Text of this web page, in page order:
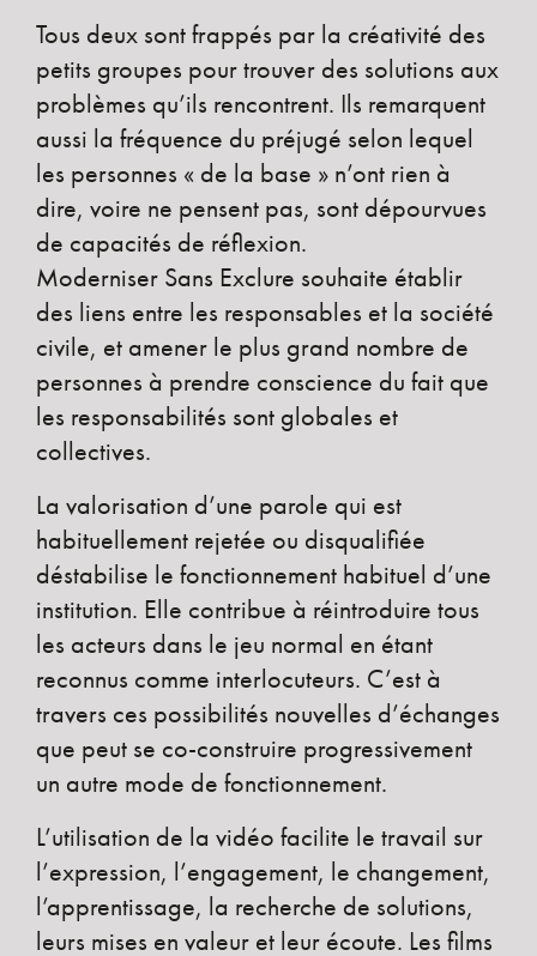
Tous deux sont frappés par la créativité des
petits groupes pour trouver des solutions aux
problèmes qu’ils rencontrent. Ils remarquent
aussi la fréquence du préjugé selon lequel
les personnes « de la base » n’ont rien à
dire, voire ne pensent pas, sont dépourvues
de capacités de réflexion.
Moderniser Sans Exclure souhaite établir
des liens entre les responsables et la société
civile, et amener le plus grand nombre de
personnes à prendre conscience du fait que
les responsabilités sont globales et
collectives.
La valorisation d’une parole qui est
habituellement rejetée ou disqualifiée
déstabilise le fonctionnement habituel d’une
institution. Elle contribue à réintroduire tous
les acteurs dans le jeu normal en étant
reconnus comme interlocuteurs. C’est à
travers ces possibilités nouvelles d’échanges
que peut se co-construire progressivement
un autre mode de fonctionnement.
L’utilisation de la vidéo facilite le travail sur
l’expression, l’engagement, le changement,
l’apprentissage, la recherche de solutions,
leurs mises en valeur et leur écoute. Les films